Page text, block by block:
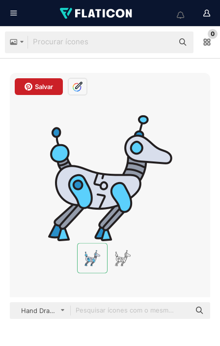
0
Salvar
Hand Drawn Color